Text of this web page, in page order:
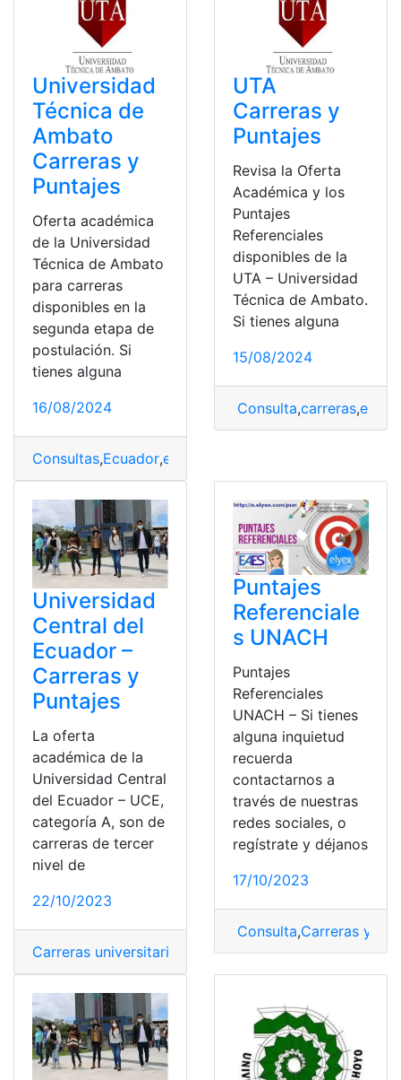
Universidad
Técnica de
Ambato
Carreras y
Puntajes
Oferta académica
de la Universidad
Técnica de Ambato
para carreras
disponibles en la
segunda etapa de
postulación. Si
tienes alguna
16/08/2024
Consultas,Ecuador,exp2
UTA
Carreras y
Puntajes
Revisa la Oferta
Académica y los
Puntajes
Referenciales
disponibles de la
UTA – Universidad
Técnica de Ambato.
Si tienes alguna
15/08/2024
Consulta,carreras,exp1
Universidad
Central del
Ecuador –
Carreras y
Puntajes
La oferta
académica de la
Universidad Central
del Ecuador – UCE,
categoría A, son de
carreras de tercer
nivel de
22/10/2023
Carreras universitarias Carreras y Puntajes,Ecuador,
Puntajes
Referenciale
s UNACH
Puntajes
Referenciales
UNACH – Si tienes
alguna inquietud
recuerda
contactarnos a
través de nuestras
redes sociales, o
regístrate y déjanos
17/10/2023
Consulta,Carreras y